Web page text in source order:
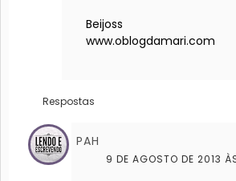
Beijoss
www.oblogdamari.com
Respostas
PAH
9 DE AGOSTO DE 2013